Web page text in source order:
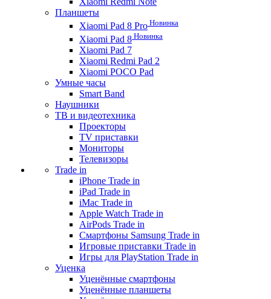
Планшеты
Xiaomi Pad 8 Pro Новинка
Xiaomi Pad 8 Новинка
Xiaomi Pad 7
Xiaomi Redmi Pad 2
Xiaomi POCO Pad
Умные часы
Smart Band
Наушники
ТВ и видеотехника
Проекторы
TV приставки
Мониторы
Телевизоры
Trade in
iPhone Trade in
iPad Trade in
iMac Trade in
Apple Watch Trade in
AirPods Trade in
Смартфоны Samsung Trade in
Игровые приставки Trade in
Игры для PlayStation Trade in
Уценка
Уценённые смартфоны
Уценённые планшеты